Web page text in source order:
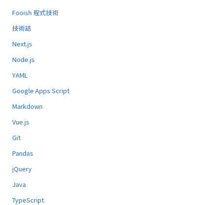
Fooish 程式技術
技術誌
Next.js
Node.js
YAML
Google Apps Script
Markdown
Vue.js
Git
Pandas
jQuery
Java
TypeScript